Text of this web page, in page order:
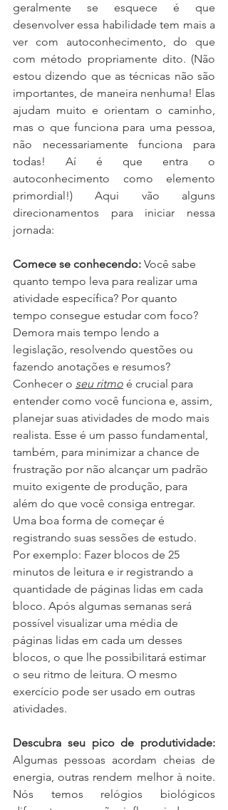
geralmente se esquece é que
desenvolver essa habilidade tem mais a
ver com autoconhecimento, do que
com método propriamente dito. (Não
estou dizendo que as técnicas não são
importantes, de maneira nenhuma! Elas
ajudam muito e orientam o caminho,
mas o que funciona para uma pessoa,
não necessariamente funciona para
todas! Aí é que entra o
autoconhecimento como elemento
primordial!) Aqui vão alguns
direcionamentos para iniciar nessa
jornada:
Comece se conhecendo: Você sabe
quanto tempo leva para realizar uma
atividade específica? Por quanto
tempo consegue estudar com foco?
Demora mais tempo lendo a
legislação, resolvendo questões ou
fazendo anotações e resumos?
Conhecer o seu ritmo é crucial para
entender como você funciona e, assim,
planejar suas atividades de modo mais
realista. Esse é um passo fundamental,
também, para minimizar a chance de
frustração por não alcançar um padrão
muito exigente de produção, para
além do que você consiga entregar.
Uma boa forma de começar é
registrando suas sessões de estudo.
Por exemplo: Fazer blocos de 25
minutos de leitura e ir registrando a
quantidade de páginas lidas em cada
bloco. Após algumas semanas será
possível visualizar uma média de
páginas lidas em cada um desses
blocos, o que lhe possibilitará estimar
o seu ritmo de leitura. O mesmo
exercício pode ser usado em outras
atividades.
Descubra seu pico de produtividade:
Algumas pessoas acordam cheias de
energia, outras rendem melhor à noite.
Nós temos relógios biológicos